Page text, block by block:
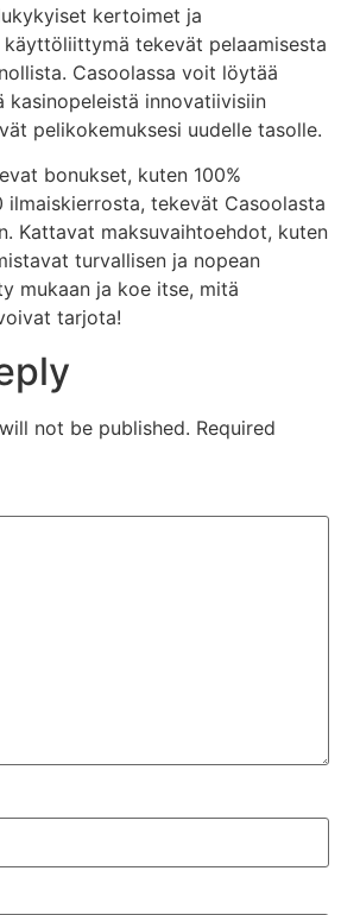
kertoimet ja
tekevät pelaamisesta
Casoolassa voit löytää
kasinopeleistä innovatiivisiin
pelikokemuksesi uudelle tasolle.
bonukset, kuten 100%
ilmaiskierrosta, tekevät Casoolasta
Kattavat maksuvaihtoehdot, kuten
turvallisen ja nopean
mukaan ja koe itse, mitä
tarjota!
not be published. Required